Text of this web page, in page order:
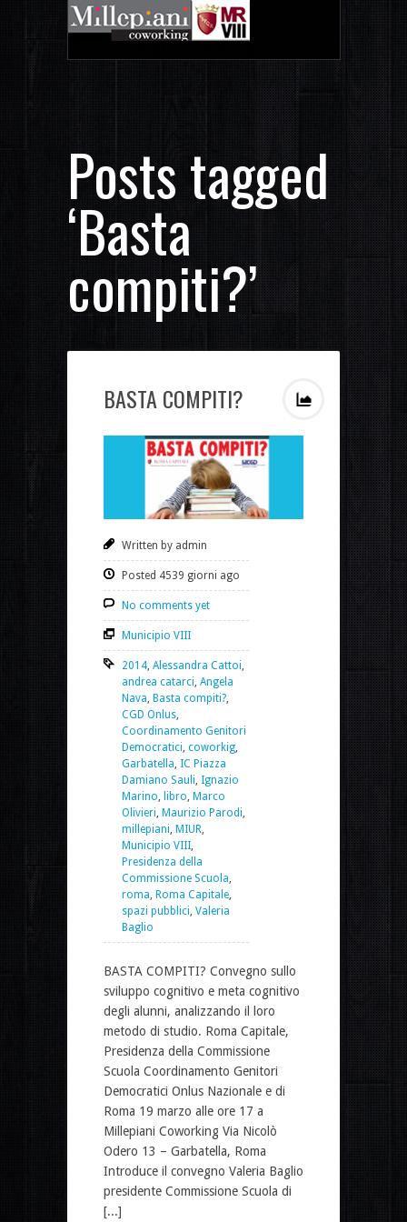
Posts tagged
‘Basta
compiti?’
BASTA COMPITI?
Written by admin
Posted 4539 giorni ago
No comments yet
Municipio VIII
2014 Alessandra Cattoi
andrea catarci Angela
Nava Basta compiti?
CGD Onlus
Coordinamento Genitori
Democratici coworkig
Garbatella IC Piazza
Damiano Sauli Ignazio
Marino
libro Marco
Olivieri Maurizio Parodi
millepiani MIUR
Municipio VIII
Presidenza della
Commissione Scuola
roma Roma Capitale
spazi pubblici Valeria
Baglio
BASTA COMPITI? Convegno sullo
sviluppo cognitivo e meta cognitivo
degli alunni, analizzando il loro
metodo di studio. Roma Capitale,
Presidenza della Commissione
Scuola Coordinamento Genitori
Democratici Onlus Nazionale e di
Roma 19 marzo alle ore 17 a
Millepiani Coworking Via Nicolò
Odero 13 – Garbatella, Roma
Introduce il convegno Valeria Baglio
presidente Commissione Scuola di
[...]